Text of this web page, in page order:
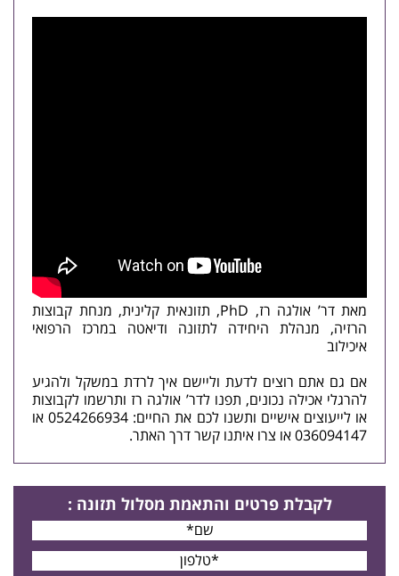
מאת דר’ אולגה רז, PhD, תזונאית קלינית, מנחת קבוצות
הרזיה, מנהלת היחידה לתזונה ודיאטה במרכז הרפואי
איכילוב
אם גם אתם רוצים לדעת וליישם איך לרדת במשקל ולהגיע
להרגלי אכילה נכונים, תפנו לדר’ אולגה רז ותרשמו לקבוצות
או לייעוצים אישיים ותשנו לכם את החיים: 0524266934 או
036094147 או
צרו איתנו קשר דרך האתר.
לקבלת פרטים והתאמת מסלול תזונה :